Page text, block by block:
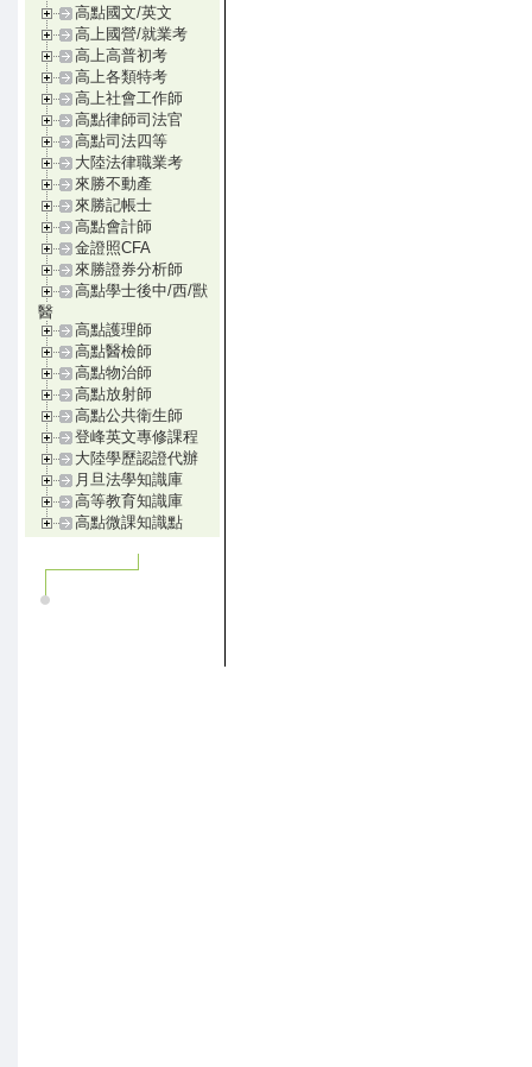
高點國文/英文
高上國營/就業考
高上高普初考
高上各類特考
高上社會工作師
高點律師司法官
高點司法四等
大陸法律職業考
來勝不動產
來勝記帳士
高點會計師
金證照CFA
來勝證券分析師
高點學士後中/西/獸
醫
高點護理師
高點醫檢師
高點物治師
高點放射師
高點公共衛生師
登峰英文專修課程
大陸學歷認證代辦
月旦法學知識庫
高等教育知識庫
高點微課知識點